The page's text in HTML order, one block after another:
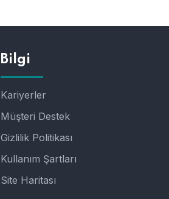
Bilgi
Kariyerler
Müşteri Destek
Gizlilik Politikası
Kullanım Şartları
Site Haritası